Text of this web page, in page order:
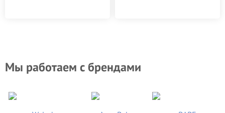
Мы работаем с брендами